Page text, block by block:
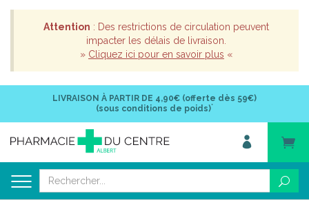
Attention : Des restrictions de circulation peuvent
impacter les délais de livraison.
» Cliquez ici pour en savoir plus «
LIVRAISON À PARTIR DE 4,90€ (offerte dès 59€)
(sous conditions de poids)*